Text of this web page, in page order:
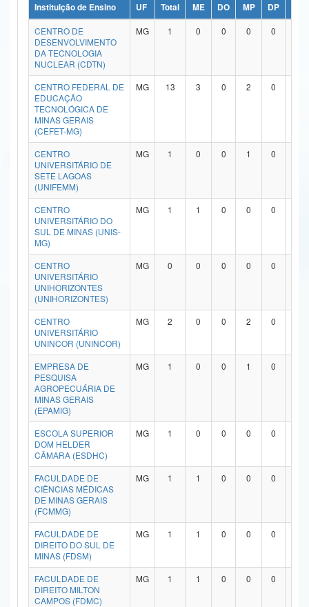
Ministério da Ciência, Tecnologia, Inovações e Comunicações
Ministério do Meio Ambiente
Ministério do Turismo
Ministério do Desenvolvimento Regional
Controladoria-Geral da União
Ministério da Mulher, da Família e dos Direitos Humanos
Secretaria-Geral
Secretaria de Governo
Gabinete de Segurança Institucional
Advocacia-Geral da União
Banco Central do Brasil
Instituição de Ensino UF Total ME DO MP DP
CENTRO DE
DESENVOLVIMENTO
DA TECNOLOGIA
NUCLEAR (CDTN)
MG 1 0 0 0 0
CENTRO FEDERAL DE
EDUCAÇÃO
TECNOLÓGICA DE
MINAS GERAIS
(CEFET-MG)
MG 13 3 0 2 0
CENTRO
UNIVERSITÁRIO DE
SETE LAGOAS
(UNIFEMM)
MG 1 0 0 1 0
CENTRO
UNIVERSITÁRIO DO
SUL DE MINAS (UNIS-
MG)
MG 1 1 0 0 0
CENTRO
UNIVERSITÁRIO
UNIHORIZONTES
(UNIHORIZONTES)
MG 0 0 0 0 0
CENTRO
UNIVERSITÁRIO
UNINCOR (UNINCOR)
MG 2 0 0 2 0
EMPRESA DE
PESQUISA
AGROPECUÁRIA DE
MINAS GERAIS
(EPAMIG)
MG 1 0 0 1 0
ESCOLA SUPERIOR
DOM HELDER
CÂMARA (ESDHC)
MG 1 0 0 0 0
FACULDADE DE
CIÊNCIAS MÉDICAS
DE MINAS GERAIS
(FCMMG)
MG 1 1 0 0 0
FACULDADE DE
DIREITO DO SUL DE
MINAS (FDSM)
MG 1 1 0 0 0
FACULDADE DE
DIREITO MILTON
CAMPOS (FDMC)
MG 1 1 0 0 0